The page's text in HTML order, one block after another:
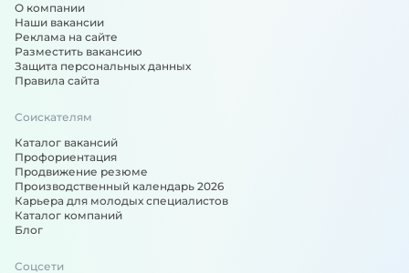
О компании
Наши вакансии
Реклама на сайте
Разместить вакансию
Защита персональных данных
Правила сайта
Соискателям
Каталог вакансий
Профориентация
Продвижение резюме
Производственный календарь 2026
Карьера для молодых специалистов
Каталог компаний
Блог
Соцсети